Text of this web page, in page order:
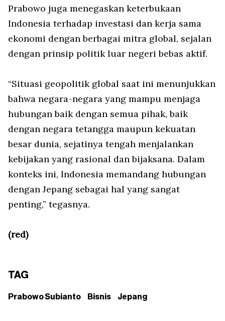
Prabowo juga menegaskan keterbukaan
Indonesia terhadap investasi dan kerja sama
ekonomi dengan berbagai mitra global, sejalan
dengan prinsip politik luar negeri bebas aktif.
“Situasi geopolitik global saat ini menunjukkan
bahwa negara-negara yang mampu menjaga
hubungan baik dengan semua pihak, baik
dengan negara tetangga maupun kekuatan
besar dunia, sejatinya tengah menjalankan
kebijakan yang rasional dan bijaksana. Dalam
konteks ini, Indonesia memandang hubungan
dengan Jepang sebagai hal yang sangat
penting,” tegasnya.
(red)
TAG
Prabowo Subianto Bisnis Jepang